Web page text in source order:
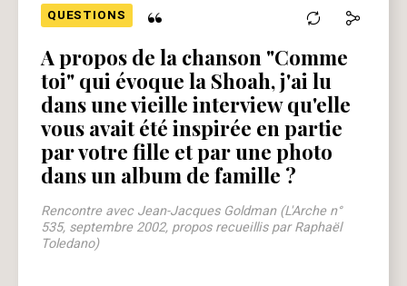
QUESTIONS “
A propos de la chanson "Comme
toi" qui évoque la Shoah, j'ai lu
dans une vieille interview qu'elle
vous avait été inspirée en partie
par votre fille et par une photo
dans un album de famille ?
Rencontre avec Jean-Jacques Goldman (L'Arche n°
535, septembre 2002, propos recueillis par Raphaël
Toledano)